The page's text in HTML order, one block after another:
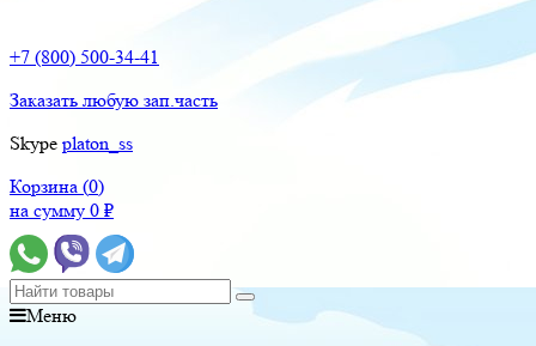
+7 (800) 500-34-41
Заказать любую зап.часть
Skype platon_ss
Корзина (0)
на сумму 0 ₽
Меню